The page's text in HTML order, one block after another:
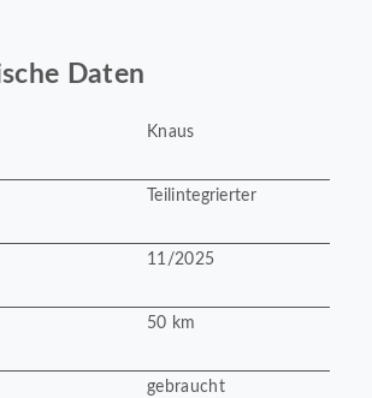
Daten
Knaus
Teilintegrierter
11/2025
50 km
gebraucht